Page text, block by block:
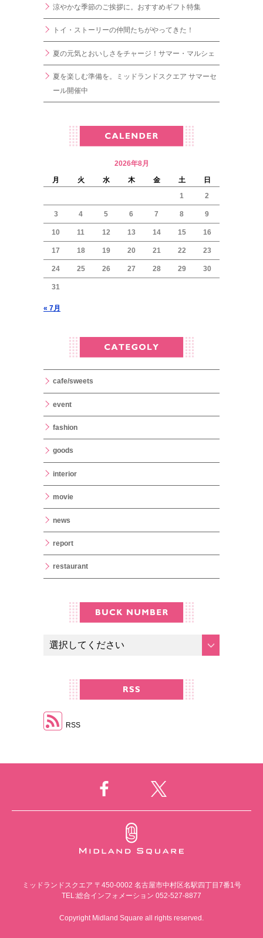
涼やかな季節のご挨拶に。おすすめギフト特集
トイ・ストーリーの仲間たちがやってきた！
夏の元気とおいしさをチャージ！サマー・マルシェ
夏を楽しむ準備を。ミッドランドスクエア サマーセ
ール開催中
2026年8月
月
火 水 木 金 土
日
1
2
3 4 5 6 7 8 9
10 11 12 13 14 15 16
17 18 19 20 21 22 23
24 25 26 27 28 29 30
31
« 7月
cafe/sweets
event
fashion
goods
interior
movie
news
report
restaurant
RSS
ミッドランドスクエア 〒450-0002 名古屋市中村区名駅四丁目7番1号
TEL:総合インフォメーション 052-527-8877
Copyright Midland Square all rights reserved.